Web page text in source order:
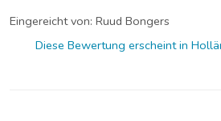
Eingereicht von: Ruud Bongers
Diese Bewertung erscheint in